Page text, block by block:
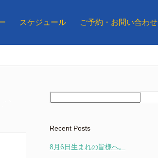
スケジュール ご予約・お問い合わせ
Recent Posts
8月6日生まれの皆様へ。